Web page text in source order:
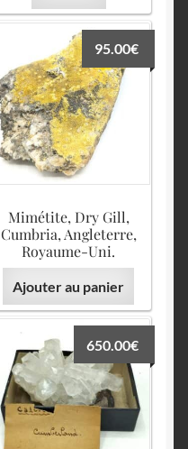
Mimétite, Dry Gill,
Cumbria, Angleterre,
Royaume-Uni.
95.00€
Ajouter au panier
650.00€